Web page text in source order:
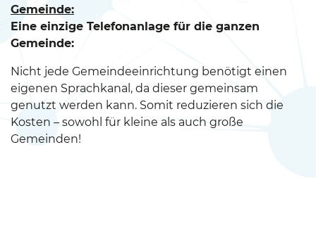
Gemeinde:
Eine einzige Telefonanlage für die ganzen
Gemeinde:
Nicht jede Gemeindeeinrichtung benötigt einen
eigenen Sprachkanal, da dieser gemeinsam
genutzt werden kann. Somit reduzieren sich die
Kosten – sowohl für kleine als auch große
Gemeinden!